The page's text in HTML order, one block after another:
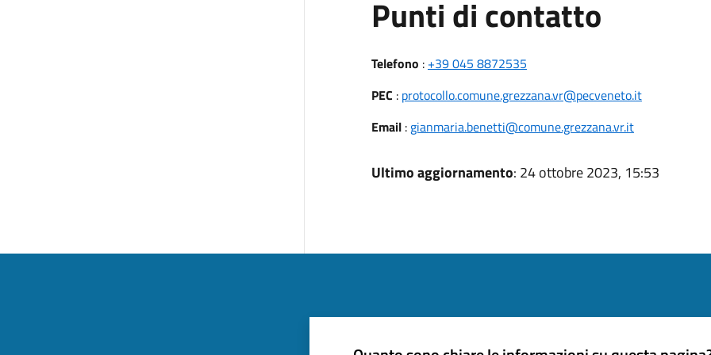
Punti di contatto
Telefono : +39 045 8872535
PEC : protocollo.comune.grezzana.vr@pecveneto.it
Email: gianmaria.benetti@comune.grezzana.vr.it
Ultimo aggiornamento: 24 ottobre 2023, 15:53